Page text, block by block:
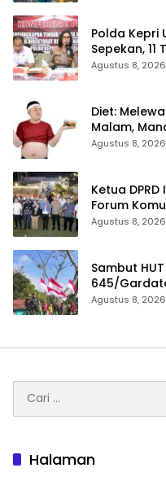
Polda Kepri
Sepekan,
402 Gram
Agustus 8, 2026
Diet:
Malam,
Dokter
Agustus 8, 2026
Ketua
Forum
Bersama
Agustus 8, 2026
Sambut
645/
Kibarkan
Agustus 8, 2026
untuk:
Halaman